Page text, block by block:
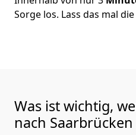
Sorge los. Lass das mal
Was ist wichtig,
nach Saarbrücken